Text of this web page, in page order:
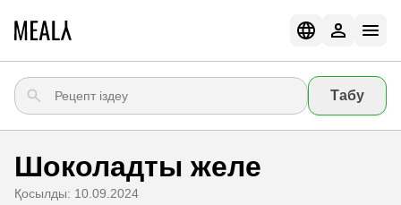
Табу
Шоколадты желе
Қосылды: 10.09.2024